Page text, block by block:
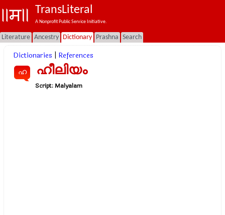
TransLiteral
A Nonprofit Public Service Initiative.
Literature Ancestry Dictionary Prashna Search
Dictionaries References
ഹ ഹീലിയം
Script:Malyalam